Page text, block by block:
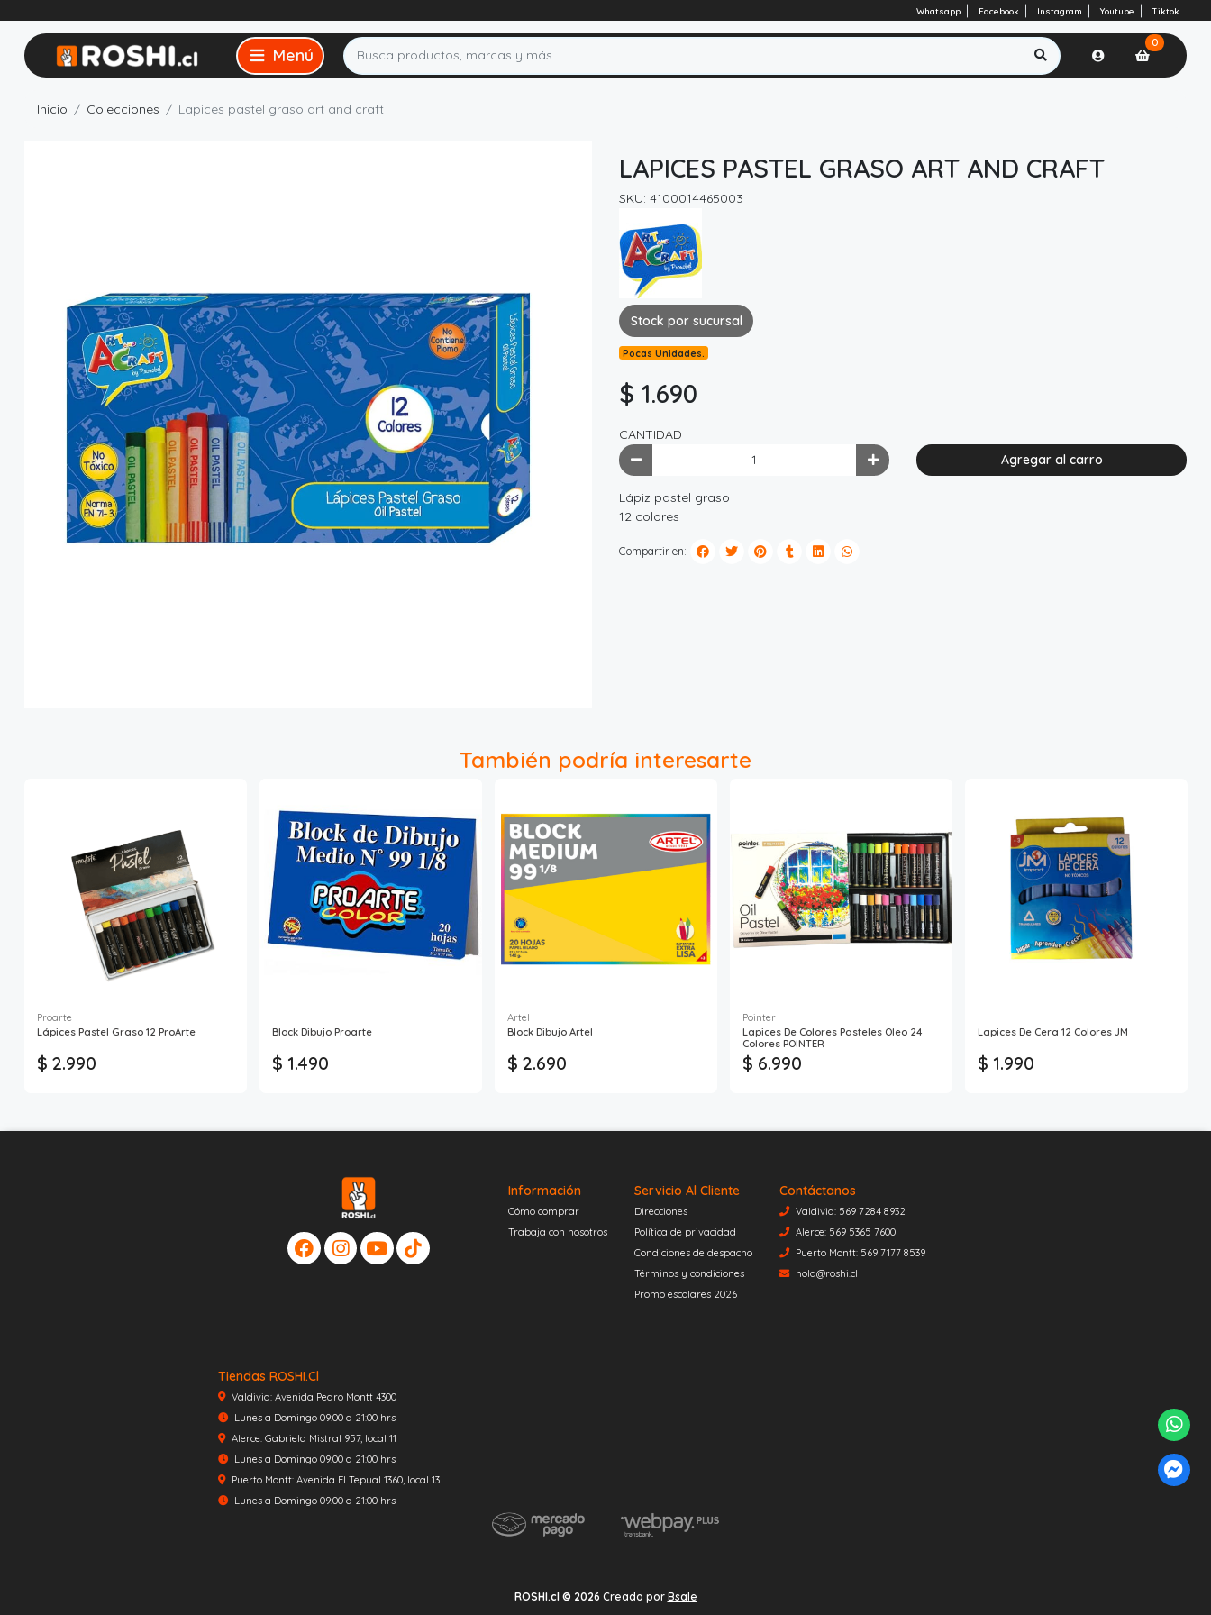
Whatsapp Facebook Instagram Youtube Tiktok
0
Inicio Colecciones Lapices pastel graso art and craft
LAPICES PASTEL GRASO ART AND CRAFT
SKU: 4100014465003
Stock por sucursal
Pocas Unidades.
$ 1.690
CANTIDAD
Agregar al carro
Lápiz pastel graso
12 colores
Compartir en:
También podría interesarte
Proarte
Lápices Pastel Graso 12 ProArte
$ 2.990
Block Dibujo Proarte
$ 1.490
Artel
Block Dibujo Artel
$ 2.690
Pointer
Lapices De Colores Pasteles Oleo 24
Colores POINTER
$ 6.990
Lapices De Cera 12 Colores JM
$ 1.990
Información
Cómo comprar
Trabaja con nosotros
Servicio Al Cliente
Direcciones
Política de privacidad
Condiciones de despacho
Términos y condiciones
Promo escolares 2026
Contáctanos
Valdivia: 569 7284 8932
Alerce: 569 5365 7600
Puerto Montt: 569 7177 8539
hola@roshi.cl
Tiendas ROSHI.cl
Valdivia: Avenida Pedro Montt 4300
Lunes a Domingo 09:00 a 21:00 hrs
Alerce: Gabriela Mistral 957, local 11
Lunes a Domingo 09:00 a 21:00 hrs
Puerto Montt: Avenida El Tepual 1360, local 13
Lunes a Domingo 09:00 a 21:00 hrs
ROSHI.cl © 2026 Creado por Bsale